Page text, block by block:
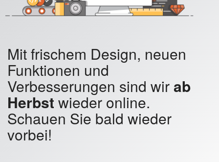
Mit frischem Design, neuen
Funktionen und
Verbesserungen sind wirab
Herbst wieder online.
Schauen Sie bald wieder
vorbei!